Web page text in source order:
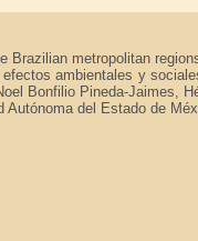
Brazilian metropolitan
ambientales y
Bonfilio Pineda-Jaimes,
Autónoma del Estado de